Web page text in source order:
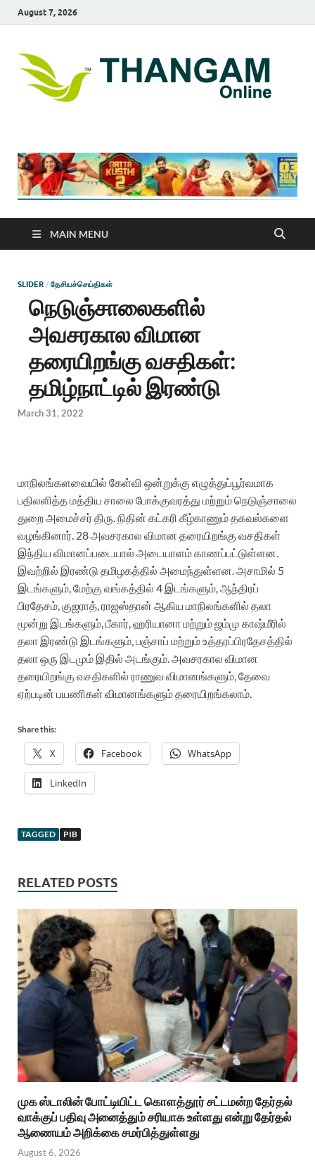
August 7, 2026
MAIN MENU
SLIDER / தேசியச்செய்திகள்
நெடுஞ்சாலைகளில்
அவசரகால விமான
தரையிறங்கு வசதிகள்:
தமிழ்நாட்டில் இரண்டு
March 31, 2022
மாநிலங்களவையில் கேள்வி ஒன்றுக்கு எழுத்துப்பூர்வமாக
பதிலளித்த மத்திய சாலை போக்குவரத்து மற்றும் நெடுஞ்சாலை
துறை அமைச்சர் திரு. நிதின் கட்கரி கீழ்காணும் தகவல்களை
வழங்கினார். 28 அவசரகால விமான தரையிறங்கு வசதிகள்
இந்திய விமானப்படையால் அடையாளம் காணப்பட்டுள்ளன.
இவற்றில் இரண்டு தமிழகத்தில் அமைந்துள்ளன. அசாமில் 5
இடங்களும், மேற்கு வங்கத்தில் 4 இடங்களும், ஆந்திரப்
பிரதேசம், குஜராத், ராஜஸ்தான் ஆகிய மாநிலங்களில் தலா
மூன்று இடங்களும், பீகார், ஹரியானா மற்றும் ஜம்மு காஷ்மீரில்
தலா இரண்டு இடங்களும், பஞ்சாப் மற்றும் உத்தரப்பிரதேசத்தில்
தலா ஒரு இடமும் இதில் அடங்கும். அவசரகால விமான
தரையிறங்கு வசதிகளில் ராணுவ விமானங்களும், தேவை
ஏற்படின் பயணிகள் விமானங்களும் தரையிறங்கலாம்.
Share this:
X Facebook WhatsApp
LinkedIn
TAGGED PIB
RELATED POSTS
முக ஸ்டாலின் போட்டியிட்ட கொளத்தூர் சட்டமன்ற தேர்தல்
வாக்குப் பதிவு அனைத்தும் சரியாக உள்ளது என்று தேர்தல்
ஆணையம் அறிக்கை சமர்பித்துள்ளது
August 6, 2026